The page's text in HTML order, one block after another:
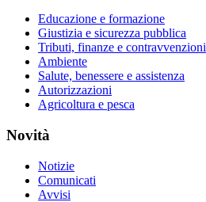
Educazione e formazione
Giustizia e sicurezza pubblica
Tributi, finanze e contravvenzioni
Ambiente
Salute, benessere e assistenza
Autorizzazioni
Agricoltura e pesca
Novità
Notizie
Comunicati
Avvisi